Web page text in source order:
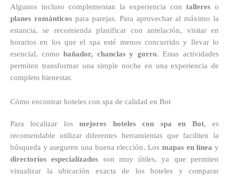
Algunos incluso complementan la experiencia con talleres o
planes románticos para parejas. Para aprovechar al máximo la
estancia, se recomienda planificar con antelación, visitar en
horarios en los que el spa esté menos concurrido y llevar lo
esencial, comobañador, chanclas y gorro. Estas actividades
permiten transformar una simple noche en una experiencia de
completo bienestar.
Cómo encontrar hoteles con spa de calidad en Bot
Para localizar losmejores hoteles con spa en Bot, es
recomendable utilizar diferentes herramientas que faciliten la
búsqueda y aseguren una buena elección. Los mapas en línea y
directorios especializados son muy útiles, ya que permiten
visualizar la ubicación exacta de los hoteles y comparar